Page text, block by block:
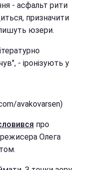
- асфальт рити
призначити
юзери.
- іронізують у
avakovarsen)
про
Олега